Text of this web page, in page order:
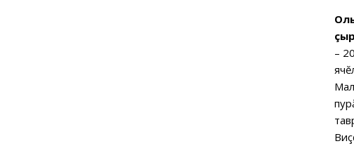
–